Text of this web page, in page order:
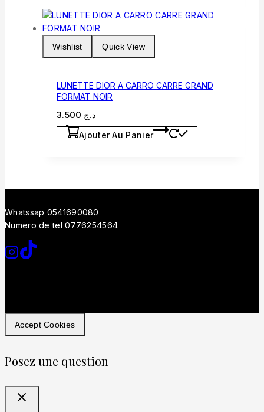
Wishlist Quick View
LUNETTE DIOR A CARRO CARRE GRAND
FORMAT NOIR
د.ج
Ajouter Au Panier
Whatssap 0541690080
Numero de tel 0776254564
Accept Cookies
Posez une question